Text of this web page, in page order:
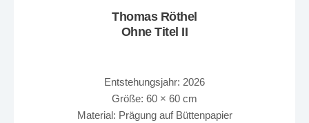
Thomas Röthel
Ohne Titel II
Entstehungsjahr: 2026
Größe: 60 × 60 cm
Material: Prägung auf Büttenpapier